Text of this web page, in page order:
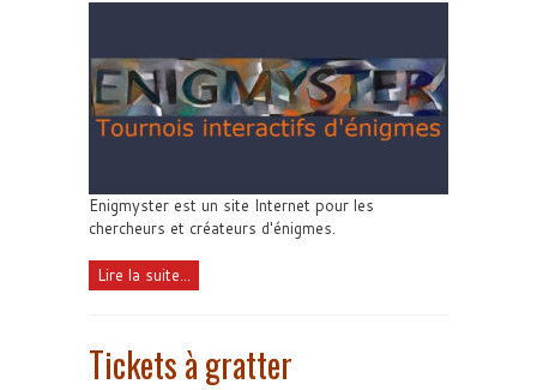
Enigmyster est un site Internet pour les
chercheurs et créateurs d'énigmes.
Lire la suite...
Tickets à gratter